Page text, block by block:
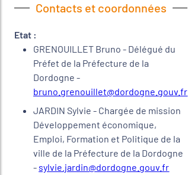
Contacts et coordonnées
Etat :
GRENOUILLET Bruno - Délégué du
Préfet de la Préfecture de la
Dordogne -
bruno.grenouillet@dordogne.gouv.fr
JARDIN Sylvie - Chargée de mission
Développement économique,
Emploi, Formation et Politique de la
ville de la Préfecture de la Dordogne
- sylvie.jardin@dordogne.gouv.fr